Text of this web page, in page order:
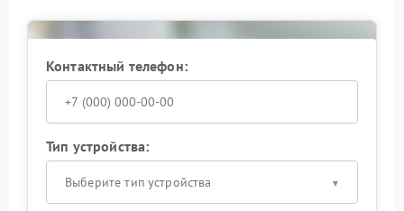
Контактный телефон:
Тип устройства:
Выберите тип устройства